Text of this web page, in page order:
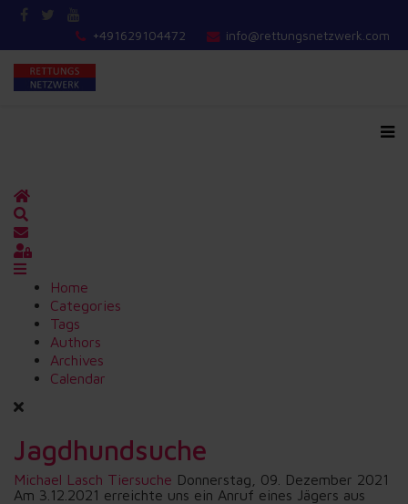
+491629104472 info@rettungsnetzwerk.com
Home
Updates abonnieren
Sign In
Home
Categories
Tags
Authors
Archives
Calendar
Jagdhundsuche
Michael Lasch Tiersuche Donnerstag, 09. Dezember 2021
Am 3.12.2021 erreichte uns ein Anruf eines Jägers aus